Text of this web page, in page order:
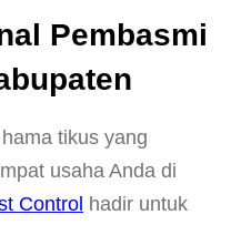
Pembasmi
tikus yang
usaha Anda di
Control hadir untuk